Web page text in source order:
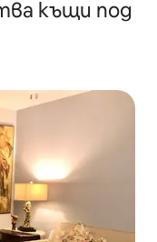
къщи под